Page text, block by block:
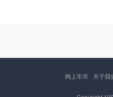
网上车市 关于我